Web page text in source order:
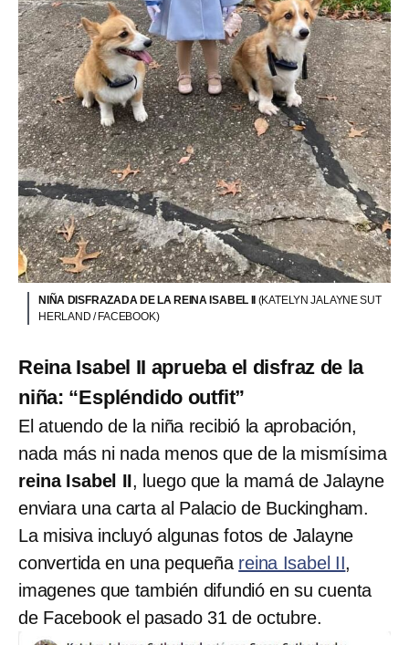
NIÑA DISFRAZADA DE LA REINA ISABEL II (KATELYN JALAYNE SUT
HERLAND / FACEBOOK)
Reina Isabel II aprueba el disfraz de la
niña: “Espléndido outfit”
El atuendo de la niña recibió la aprobación,
nada más ni nada menos que de la mismísima
reina Isabel II, luego que la mamá de Jalayne
enviara una carta al Palacio de Buckingham.
La misiva incluyó algunas fotos de Jalayne
convertida en una pequeña reina Isabel II,
imagenes que también difundió en su cuenta
de Facebook el pasado 31 de octubre.